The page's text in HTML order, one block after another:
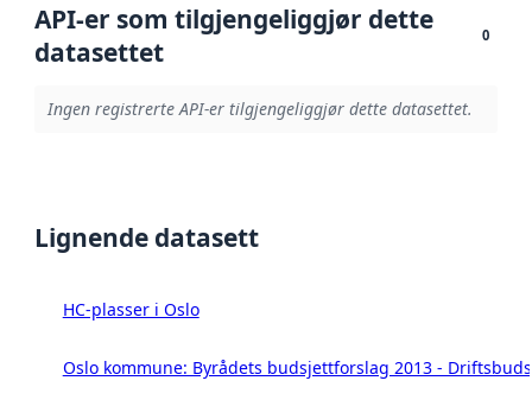
API-er som tilgjengeliggjør dette
datasettet
0
Ingen registrerte API-er tilgjengeliggjør dette datasettet.
Lignende datasett
HC-plasser i Oslo
Oslo kommune: Byrådets budsjettforslag 2013 -